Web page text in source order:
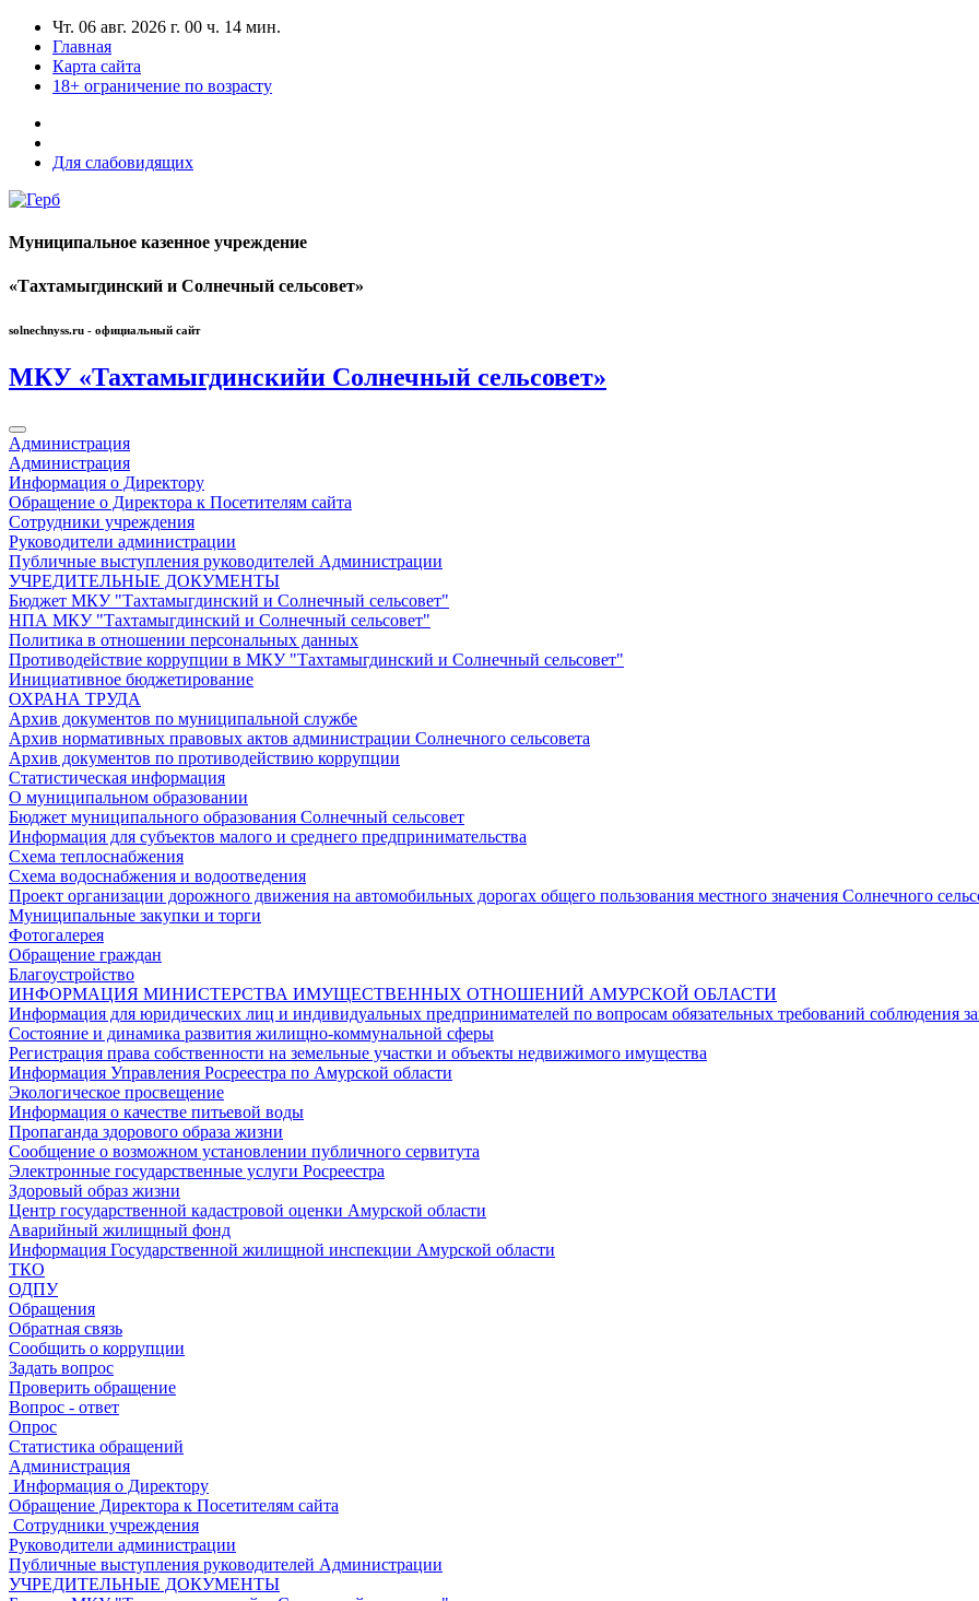
Чт. 06 авг. 2026 г. 00 ч. 14 мин.
Главная
Карта сайта
18+ ограничение по возрасту
Для слабовидящих
Муниципальное казенное учреждение
«Тахтамыгдинский и Солнечный сельсовет»
solnechnyss.ru - официальный сайт
МКУ «Тахтамыгдинскийи Солнечный сельсовет»
Администрация
Администрация
Информация о Директору
Обращение о Директора к Посетителям сайта
Сотрудники учреждения
Руководители администрации
Публичные выступления руководителей Администрации
УЧРЕДИТЕЛЬНЫЕ ДОКУМЕНТЫ
Бюджет МКУ "Тахтамыгдинский и Солнечный сельсовет"
НПА МКУ "Тахтамыгдинский и Солнечный сельсовет"
Политика в отношении персональных данных
Противодействие коррупции в МКУ "Тахтамыгдинский и Солнечный сельсовет"
Инициативное бюджетирование
ОХРАНА ТРУДА
Архив документов по муниципальной службе
Архив нормативных правовых актов администрации Солнечного сельсовета
Архив документов по противодействию коррупции
Статистическая информация
О муниципальном образовании
Бюджет муниципального образования Солнечный сельсовет
Информация для субъектов малого и среднего предпринимательства
Схема теплоснабжения
Схема водоснабжения и водоотведения
Проект организации дорожного движения на автомобильных дорогах общего пользования местного значения Солнечного
Муниципальные закупки и торги
Фотогалерея
Обращение граждан
Благоустройство
ИНФОРМАЦИЯ МИНИСТЕРСТВА ИМУЩЕСТВЕННЫХ ОТНОШЕНИЙ АМУРСКОЙ ОБЛАСТИ
Информация для юридических лиц и индивидуальных предпринимателей по вопросам обязательных требований соблюдения
Состояние и динамика развития жилищно-коммунальной сферы
Регистрация права собственности на земельные участки и объекты недвижимого имущества
Информация Управления Росреестра по Амурской области
Экологическое просвещение
Информация о качестве питьевой воды
Пропаганда здорового образа жизни
Сообщение о возможном установлении публичного сервитута
Электронные государственные услуги Росреестра
Здоровый образ жизни
Центр государственной кадастровой оценки Амурской области
Аварийный жилищный фонд
Информация Государственной жилищной инспекции Амурской области
ТКО
ОДПУ
Обращения
Обратная связь
Сообщить о коррупции
Задать вопрос
Проверить обращение
Вопрос - ответ
Опрос
Статистика обращений
Администрация
Информация о Директору
Обращение Директора к Посетителям сайта
Сотрудники учреждения
Руководители администрации
Публичные выступления руководителей Администрации
УЧРЕДИТЕЛЬНЫЕ ДОКУМЕНТЫ